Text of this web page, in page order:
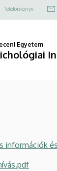
Telefonkönyv
Egyetem
információk